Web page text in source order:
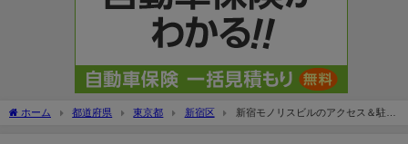
ホーム 都道府県 東京都 新宿区
新宿モノリスビルのアクセス＆駐車